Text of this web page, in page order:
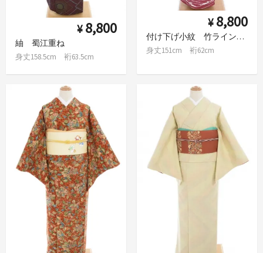
¥ 8,800
紬 蜀江重ね
身丈158.5cm 裄63.5cm
¥ 8,800
付け下げ小紋 竹ラインと花
身丈151cm 裄62cm